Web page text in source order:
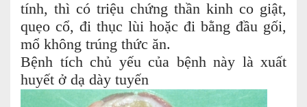
tính, thì có triệu chứng thần kinh co giật,
quẹo cổ, đi thục lùi hoặc đi bằng đầu gối,
mổ không trúng thức ăn.
Bệnh tích chủ yếu của bệnh này là xuất
huyết ở dạ dày tuyến